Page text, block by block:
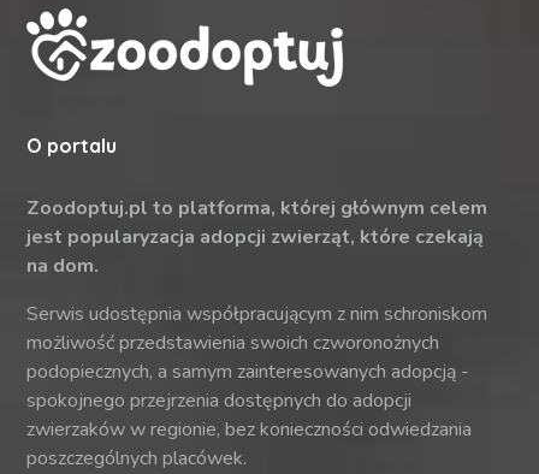
O portalu
Zoodoptuj.pl to platforma, której głównym celem
jest popularyzacja adopcji zwierząt, które czekają
na dom.
Serwis udostępnia współpracującym z nim schroniskom
możliwość przedstawienia swoich czworonożnych
podopiecznych, a samym zainteresowanych adopcją -
spokojnego przejrzenia dostępnych do adopcji
zwierzaków w regionie, bez konieczności odwiedzania
poszczególnych placówek.